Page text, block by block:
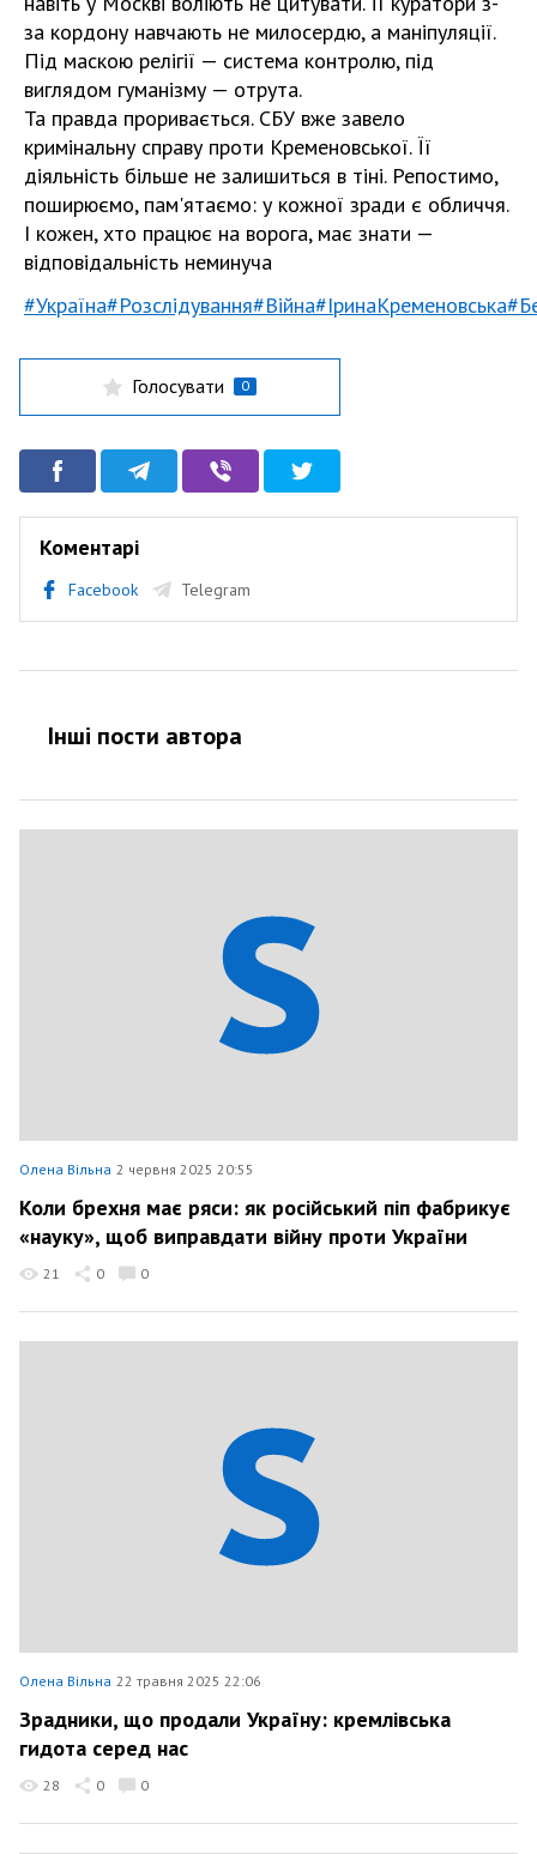
за кордону навчають не милосердю, а маніпуляції.
Під маскою релігії — система контролю, під
виглядом гуманізму — отрута.
Та правда проривається. СБУ вже завело
кримінальну справу проти Кременовської. Її
діяльність більше не залишиться в тіні. Репостимо,
поширюємо, пам'ятаємо: у кожної зради є обличчя.
І кожен, хто працює на ворога, має знати —
відповідальність неминуча
#Україна#Розслідування#Війна#ІринаКременовська
Голосувати 0
Коментарі
Facebook Telegram
Інші пости автора
Олена Вільна 2 червня 2025 20:55
Коли брехня має ряси: як російський піп фабрикує
«науку», щоб виправдати війну проти України
21 0 0
Олена Вільна 22 травня 2025 22:06
Зрадники, що продали Україну: кремлівська
гидота серед нас
28 0 0